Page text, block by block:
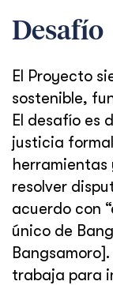
Desafío
El Proyecto
sostenible,
El desafío es
justicia
herramientas
resolver
acuerdo con
único de
trabaja para